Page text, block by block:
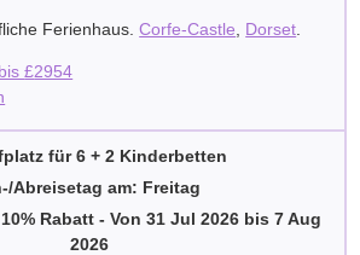
Ferienhaus.Corfe-Castle Dorset
bis£2954
für 6 + 2 Kinderbetten
Abreisetag am: Freitag
Rabatt - Von 31 Jul 2026 bis 7 Aug
2026